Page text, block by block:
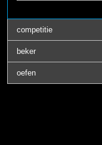
competitie
beker
oefen